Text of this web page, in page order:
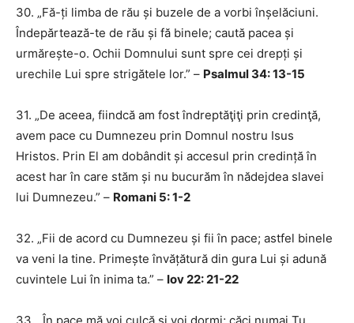
30. „Fă-ți limba de rău și buzele de a vorbi înșelăciuni.
Îndepărtează-te de rău și fă binele; caută pacea și
urmărește-o. Ochii Domnului sunt spre cei drepți și
urechile Lui spre strigătele lor.” – Psalmul 34: 13-15
31. „De aceea, fiindcă am fost îndreptăţiţi prin credinţă,
avem pace cu Dumnezeu prin Domnul nostru Isus
Hristos. Prin El am dobândit și accesul prin credință în
acest har în care stăm și nu bucurăm în nădejdea slavei
lui Dumnezeu.” – Romani 5: 1-2
32. „Fii de acord cu Dumnezeu și fii în pace; astfel binele
va veni la tine. Primește învățătură din gura Lui și adună
cuvintele Lui în inima ta.” – Iov 22: 21-22